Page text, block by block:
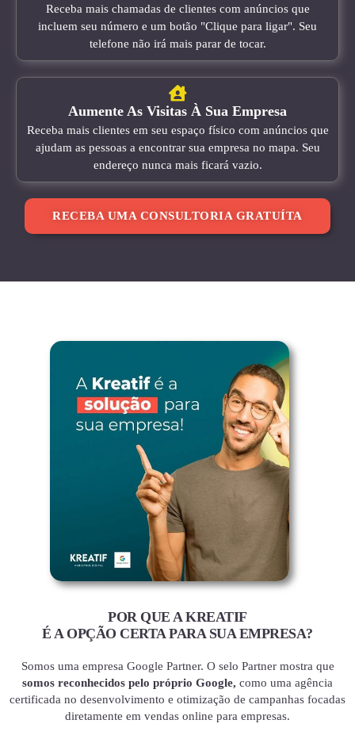
Receba mais chamadas de clientes com anúncios que
incluem seu número e um botão "Clique para ligar". Seu
telefone não irá mais parar de tocar.
Aumente As Visitas À Sua Empresa
Receba mais clientes em seu espaço físico com anúncios que
ajudam as pessoas a encontrar sua empresa no mapa. Seu
endereço nunca mais ficará vazio.
RECEBA UMA CONSULTORIA GRATUÍTA
POR QUE A KREATIF
É A OPÇÃO CERTA PARA SUA EMPRESA?
Somos uma empresa Google Partner. O selo Partner mostra que
somos reconhecidos pelo próprio Google, como uma agência
certificada no desenvolvimento e otimização de campanhas focadas
diretamente em vendas online para empresas.